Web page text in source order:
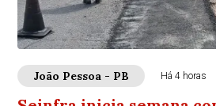
João Pessoa - PB Há 4 horas